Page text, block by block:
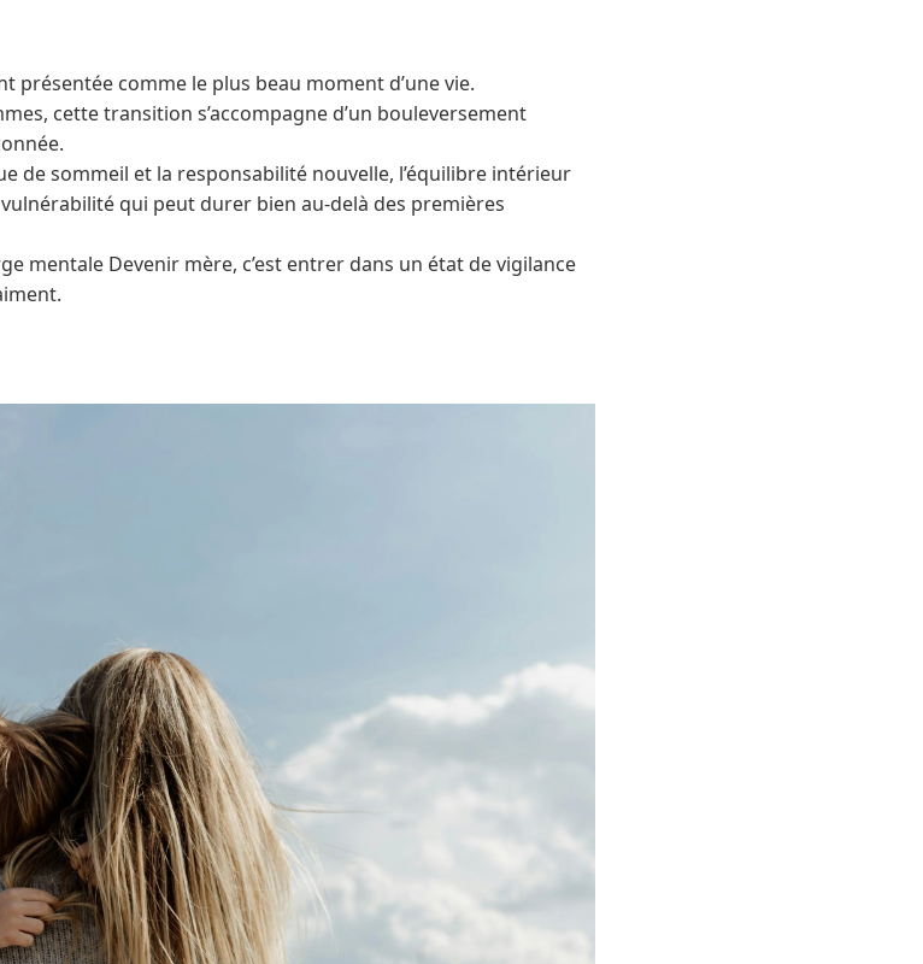
présentée comme le plus beau moment d’une vie.
cette transition s’accompagne d’un bouleversement
de sommeil et la responsabilité nouvelle, l’équilibre intérieur
qui peut durer bien au-delà des premières
mentale Devenir mère, c’est entrer dans un état de vigilance